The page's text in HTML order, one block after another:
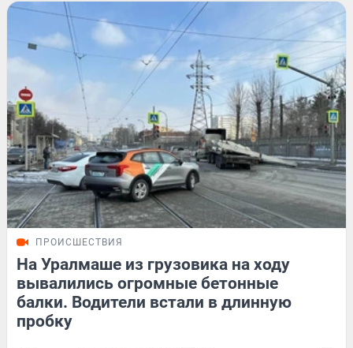
ПРОИСШЕСТВИЯ
На Уралмаше из грузовика на ходу
вывалились огромные бетонные
балки. Водители встали в длинную
пробку